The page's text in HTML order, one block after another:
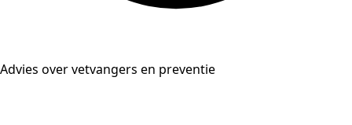
Advies over vetvangers en preventie